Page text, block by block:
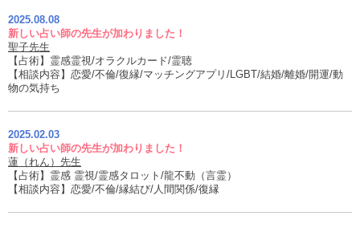
2025.08.08
新しい占い師の先生が加わりました！
聖子先生
【占術】霊感霊視/オラクルカード/霊聴
【相談内容】恋愛/不倫/復縁/マッチングアプリ/LGBT/結婚/離婚/開運/動
物の気持ち
2025.02.03
新しい占い師の先生が加わりました！
蓮（れん）先生
【占術】霊感 霊視/霊感タロット/龍不動（言霊）
【相談内容】恋愛/不倫/縁結び/人間関係/復縁